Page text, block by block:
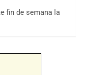
fin de semana la